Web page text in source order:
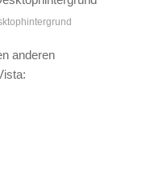
anderen